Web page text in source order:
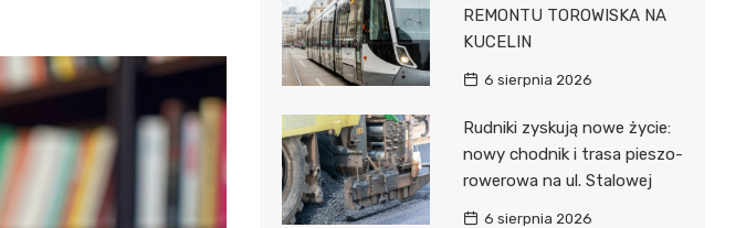
Częstochowa
REMONTU TOROWISKA NA
KUCELIN
6 sierpnia 2026
Rudniki zyskują nowe życie:
nowy chodnik i trasa pieszo-
rowerowa na ul. Stalowej
6 sierpnia 2026